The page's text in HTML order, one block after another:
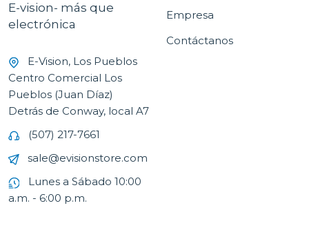
E-vision- más que
electrónica
E-Vision, Los Pueblos
Centro Comercial Los
Pueblos (Juan Díaz)
Detrás de Conway, local A7
(507) 217-7661
sale@evisionstore.com
Lunes a Sábado 10:00
a.m. - 6:00 p.m.
Empresa
Contáctanos